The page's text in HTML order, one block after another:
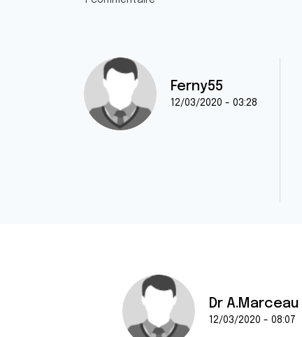
Ferny55
12/03/2020 - 03:28
Dr A.Marceau
12/03/2020 - 08:07